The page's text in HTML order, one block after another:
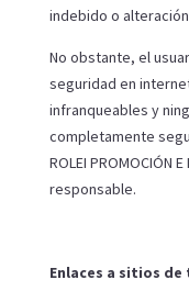
indebido o
No obstante, el
seguridad en
infranqueables y
completamente
ROLEI PROMOCIÓN
responsable.
Enlaces a sitios